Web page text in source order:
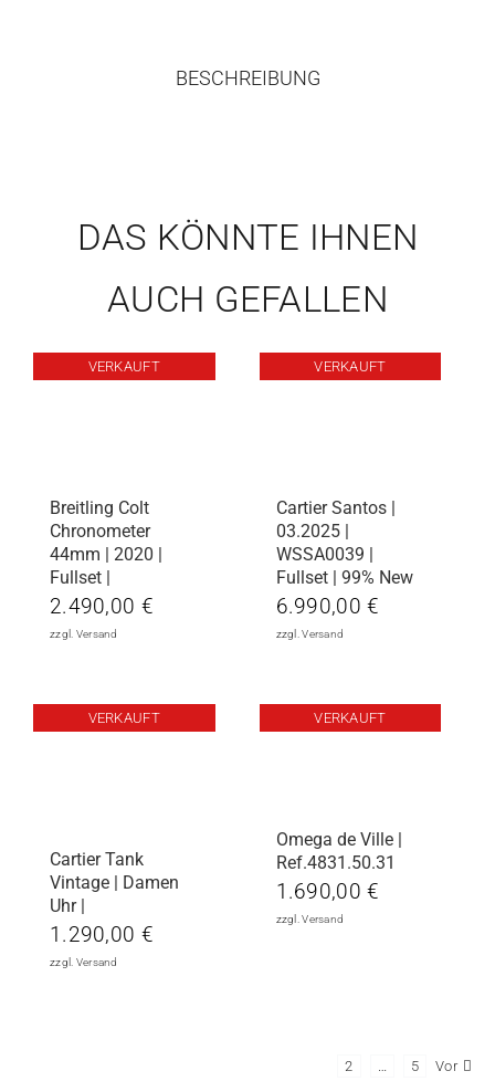
BESCHREIBUNG
DAS KÖNNTE IHNEN
AUCH GEFALLEN
VERKAUFT
Breitling Colt
Chronometer
44mm | 2020 |
Fullset |
2.490,00 €
zzgl. Versand
VERKAUFT
Cartier Santos |
03.2025 |
WSSA0039 |
Fullset | 99% New
6.990,00€
zzgl.Versand
VERKAUFT
Cartier Tank
Vintage | Damen
Uhr |
1.290,00 €
zzgl. Versand
VERKAUFT
Omega de Ville |
Ref.4831.50.31
1.690,00€
zzgl.Versand
2 5 Vor